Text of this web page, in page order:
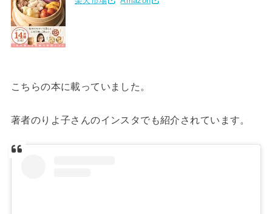
こちらの本に載っていました。
著者のりよ子さんのインスタでも紹介されています。